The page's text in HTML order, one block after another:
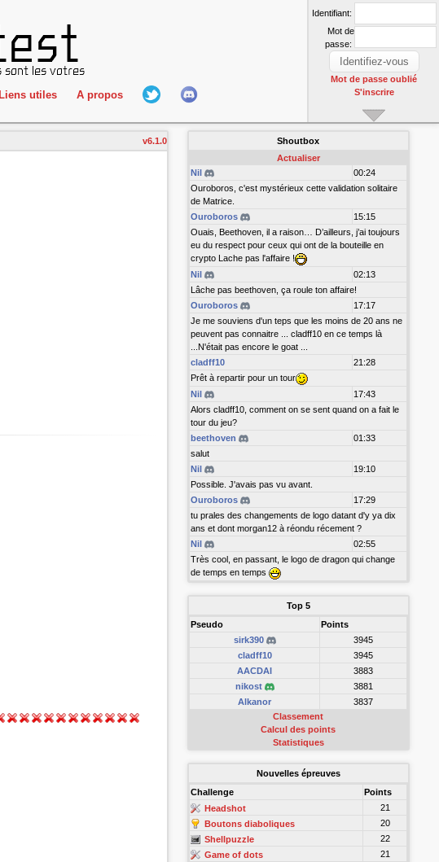
utiles
IRC
Newbie Connect
A propos
L'équipe
Hall Of Fame
Identifiant:
Mot de
passe:
Mot de passe oublié
S'inscrire
v6.1.0
Shoutbox
Actualiser
Nil
00:24
Ouroboros, c'est mystérieux cette validation solitaire
de Matrice.
Ouroboros
15:15
Ouais, Beethoven, il a raison… D’ailleurs, j’ai toujours
eu du respect pour ceux qui ont de la bouteille en
crypto Lache pas l'affaire !
Nil
02:13
Lâche pas beethoven, ça roule ton affaire!
Ouroboros
17:17
Je me souviens d'un teps que les moins de 20 ans ne
peuvent pas connaitre ... cladff10 en ce temps là
...N'était pas encore le goat ...
cladff10
21:28
Prêt à repartir pour un tour
Nil
17:43
Alors cladff10, comment on se sent quand on a fait le
tour du jeu?
beethoven
01:33
salut
Nil
19:10
Possible. J'avais pas vu avant.
Ouroboros
17:29
tu prales des changements de logo datant d'y ya dix
ans et dont morgan12 à réondu récement ?
Nil
02:55
Très cool, en passant, le logo de dragon qui change
de temps en temps
Top 5
Pseudo
Points
sirk390
3945
cladff10
3945
AACDAI
3883
nikost
3881
Alkanor
3837
Classement
Calcul des points
Statistiques
Nouvelles épreuves
Challenge
Points
Headshot
21
Boutons diaboliques
20
Shellpuzzle
22
Game of dots
21